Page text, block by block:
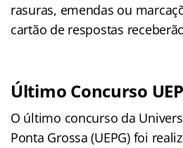
rasuras, emendas ou
cartão de respostas
Último Concurso
O último concurso da
Ponta Grossa (UEPG) foi